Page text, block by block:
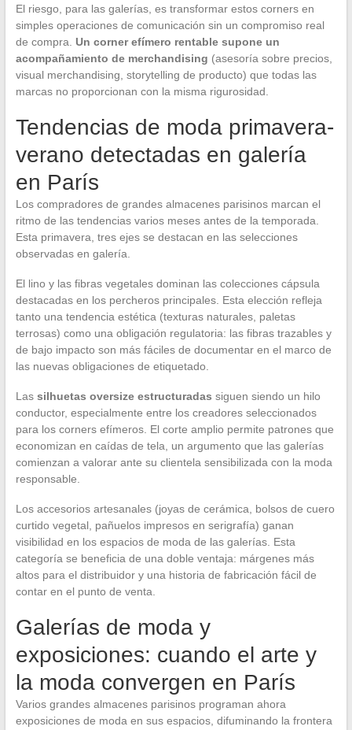
El riesgo, para las galerías, es transformar estos corners en
simples operaciones de comunicación sin un compromiso real
de compra. Un corner efímero rentable supone un
acompañamiento de merchandising (asesoría sobre precios,
visual merchandising, storytelling de producto) que todas las
marcas no proporcionan con la misma rigurosidad.
Tendencias de moda primavera-
verano detectadas en galería
en París
Los compradores de grandes almacenes parisinos marcan el
ritmo de las tendencias varios meses antes de la temporada.
Esta primavera, tres ejes se destacan en las selecciones
observadas en galería.
El lino y las fibras vegetales dominan las colecciones cápsula
destacadas en los percheros principales. Esta elección refleja
tanto una tendencia estética (texturas naturales, paletas
terrosas) como una obligación regulatoria: las fibras trazables y
de bajo impacto son más fáciles de documentar en el marco de
las nuevas obligaciones de etiquetado.
Las silhuetas oversize estructuradas siguen siendo un hilo
conductor, especialmente entre los creadores seleccionados
para los corners efímeros. El corte amplio permite patrones que
economizan en caídas de tela, un argumento que las galerías
comienzan a valorar ante su clientela sensibilizada con la moda
responsable.
Los accesorios artesanales (joyas de cerámica, bolsos de cuero
curtido vegetal, pañuelos impresos en serigrafía) ganan
visibilidad en los espacios de moda de las galerías. Esta
categoría se beneficia de una doble ventaja: márgenes más
altos para el distribuidor y una historia de fabricación fácil de
contar en el punto de venta.
Galerías de moda y
exposiciones: cuando el arte y
la moda convergen en París
Varios grandes almacenes parisinos programan ahora
exposiciones de moda en sus espacios, difuminando la frontera